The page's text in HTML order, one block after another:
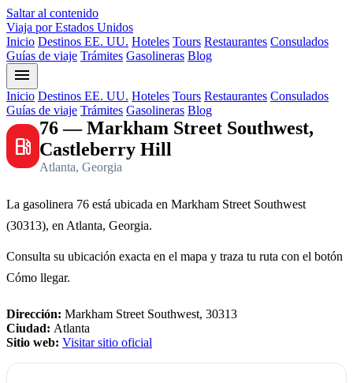
Saltar al contenido
Viaja por Estados Unidos
Inicio Destinos EE. UU. Hoteles Tours Restaurantes Consulados
Guías de viaje Trámites Gasolineras Blog
menu
Inicio Destinos EE. UU. Hoteles Tours Restaurantes Consulados
Guías de viaje Trámites Gasolineras Blog
local_gas_station
76 — Markham Street Southwest,
Castleberry Hill
Atlanta, Georgia
La gasolinera 76 está ubicada en Markham Street Southwest
(30313), en Atlanta, Georgia.
Consulta su ubicación exacta en el mapa y traza tu ruta con el botón
Cómo llegar.
Dirección: Markham Street Southwest, 30313
Ciudad: Atlanta
Sitio web: Visitar sitio oficial